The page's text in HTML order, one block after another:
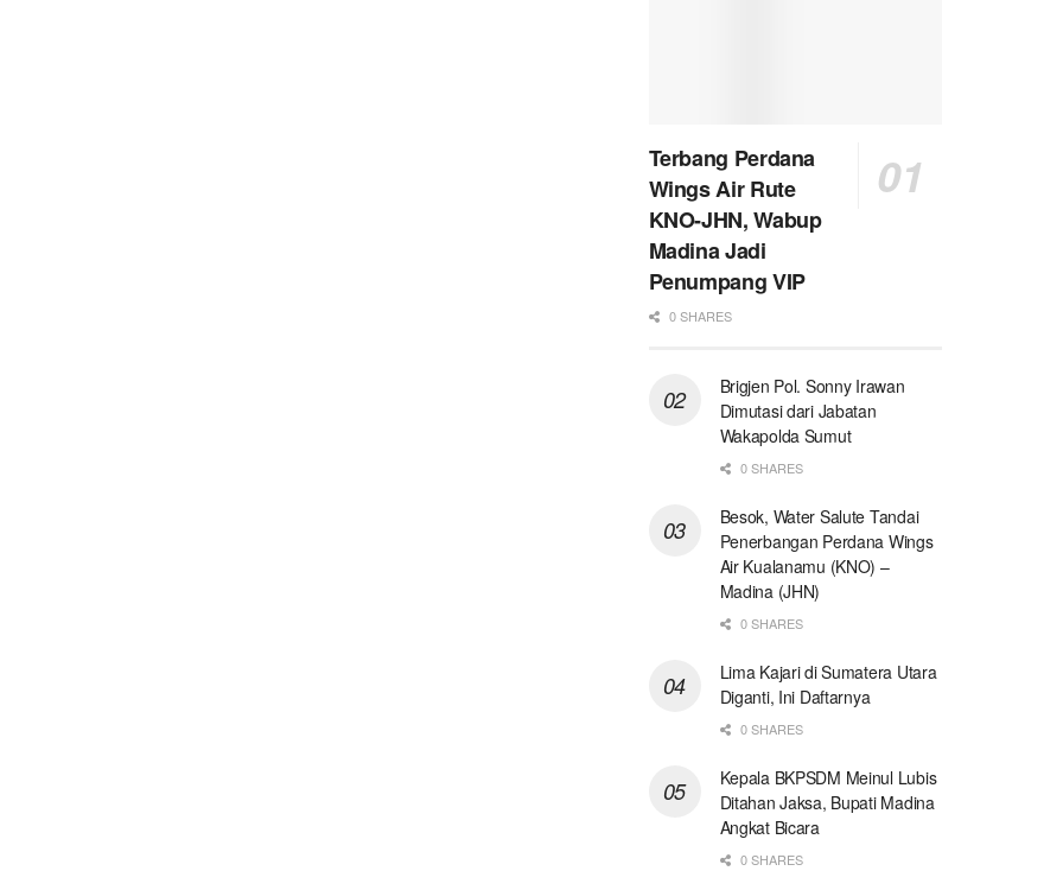
Terbang Perdana
Wings Air Rute
KNO-JHN, Wabup
Madina Jadi
Penumpang VIP
0 SHARES
Brigjen Pol. Sonny Irawan
Dimutasi dari Jabatan
Wakapolda Sumut
0 SHARES
Besok, Water Salute Tandai
Penerbangan Perdana Wings
Air Kualanamu (KNO) –
Madina (JHN)
0 SHARES
Lima Kajari di Sumatera Utara
Diganti, Ini Daftarnya
0 SHARES
Kepala BKPSDM Meinul Lubis
Ditahan Jaksa, Bupati Madina
Angkat Bicara
0 SHARES